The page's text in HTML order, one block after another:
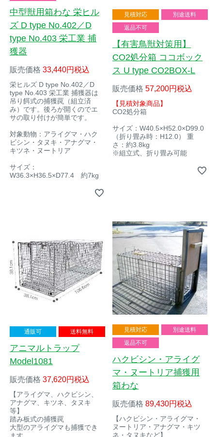
中型獣用箱わな 栄ヒル
ズ D type No.402／D
type No.403 栄工業 捕
獲器
販売価格 33,440 税込
栄ヒルズ D type No.402／D
type No.403 栄工業 捕獲器は
吊り餌式の捕獲罠（組立済
み）です。後ろが開くのでエ
サの取り付けが簡単です。
対象動物：アライグマ・ハク
ビシン・タヌキ・アナグマ・
キツネ・ヌートリア
サイズ：
W36.3×H36.5×D77.4 約7kg
見積対応
別途送料
返品不可
【有害鳥獣対策用】
CO2処分箱 ココボック
ス U type CO2BOX-L
販売価格 57,200 税込
【見積対象商品】
CO2処分箱
サイズ：W40.5×H52.0×D99.0
（折り畳み時：H12.0） 重
さ：約3.8kg
※組立式、折り畳み可能
通販可 送料無料
アニマルトラップ
Model1081
販売価格 37,620 税込
【アライグマ、ハクビシン、
アナグマ、キツネ、タヌキ
等】
踏み板式の捕獲罠
大型のアライグマも捕獲でき
見積対応
別途送料
返品不可
ハクビシン・アライグ
マ・ヌートリア捕獲用
箱わな
販売価格 89,430 税込
【ハクビシン・アライグマ・
ヌートリア・アナグマ・キツ
ネ・タヌキなど】
イノシシ対策
サル対策
クマ対策
キツネ対策
タイワンリス対策
イタチ・テン・
ヌートリア対策
ネズミ・モグラ対策
閉じる